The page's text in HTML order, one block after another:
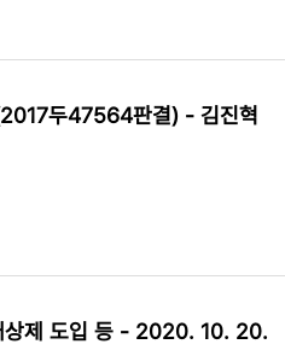
두47564판결) - 김진혁
상제 도입 등 - 2020. 10. 20.